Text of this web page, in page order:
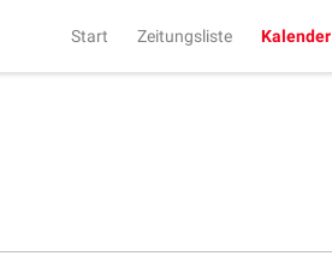
Start Zeitungsliste Kalender